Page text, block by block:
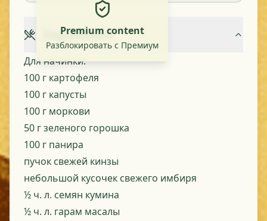
Premium content
Разблокировать с Премиум
Ingredients
Для начинки:
100 г картофеля
100 г капусты
100 г моркови
50 г зеленого горошка
100 г панира
пучок свежей кинзы
небольшой кусочек свежего имбиря
½ ч. л. семян кумина
½ ч. л. гарам масалы